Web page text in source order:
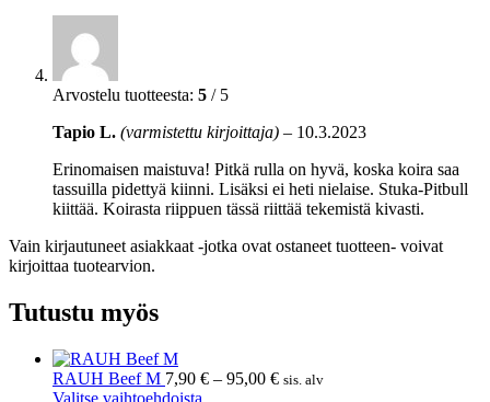
Arvostelu tuotteesta: 5 / 5
Tapio L. (varmistettu kirjoittaja) – 10.3.2023
Erinomaisen maistuva! Pitkä rulla on hyvä, koska koira saa
tassuilla pidettyä kiinni. Lisäksi ei heti nielaise. Stuka-Pitbull
kiittää. Koirasta riippuen tässä riittää tekemistä kivasti.
Vain kirjautuneet asiakkaat -jotka ovat ostaneet tuotteen- voivat
kirjoittaa tuotearvion.
Tutustu myös
RAUH Beef M 7,90 € – 95,00 €Hintaluokka:
sis. alv
Valitse vaihtoehdoista